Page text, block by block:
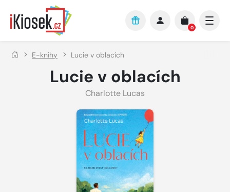
Přejít na hlavní obsah
0
E-knihy Lucie v oblacích
Lucie v oblacích
Charlotte Lucas